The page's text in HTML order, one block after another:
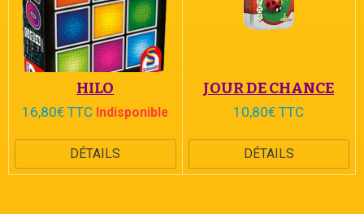
HILO
16,80€ TTC Indisponible
DÉTAILS
JOUR DE CHANCE
10,80€ TTC
DÉTAILS